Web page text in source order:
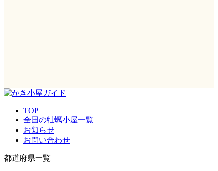
TOP
全国の牡蠣小屋一覧
お知らせ
お問い合わせ
都道府県一覧